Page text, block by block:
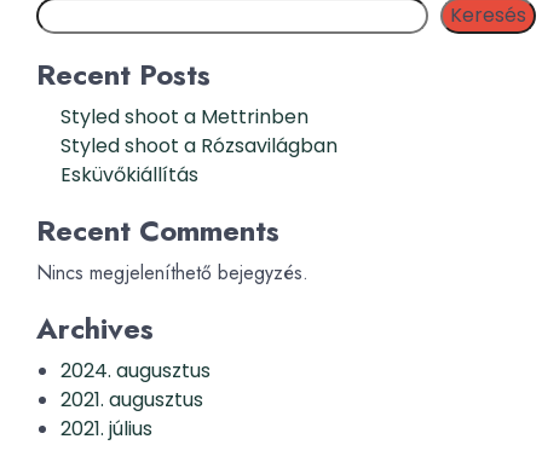
Keresés
Recent Posts
Styled shoot a Mettrinben
Styled shoot a Rózsavilágban
Esküvőkiállítás
Recent Comments
Nincs megjeleníthető bejegyzés.
Archives
2024. augusztus
2021. augusztus
2021. július